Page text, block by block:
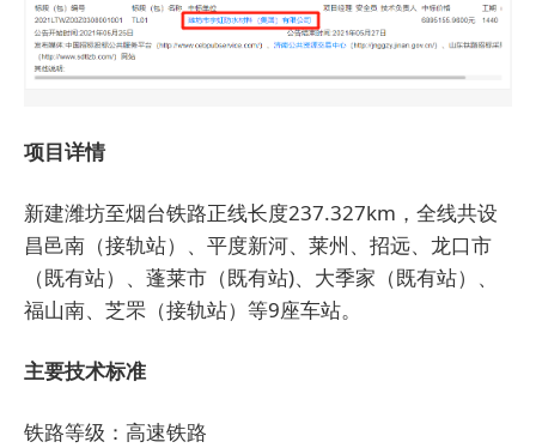
项目详情
新建潍坊至烟台铁路正线长度237.327km，全线共设
昌邑南（接轨站）、平度新河、莱州、招远、龙口市
（既有站）、蓬莱市（既有站)、大季家（既有站）、
福山南、芝罘（接轨站）等9座车站。
主要技术标准
铁路等级：高速铁路